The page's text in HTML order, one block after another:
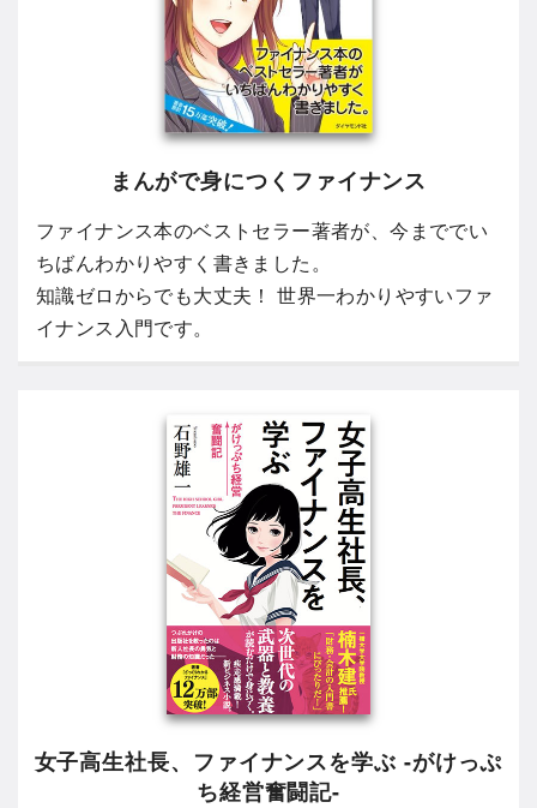
まんがで身につくファイナンス
ファイナンス本のベストセラー著者が、今まででい
ちばんわかりやすく書きました。
知識ゼロからでも大丈夫！ 世界一わかりやすいファ
イナンス入門です。
女子高生社長、ファイナンスを学ぶ -がけっぷ
ち経営奮闘記-